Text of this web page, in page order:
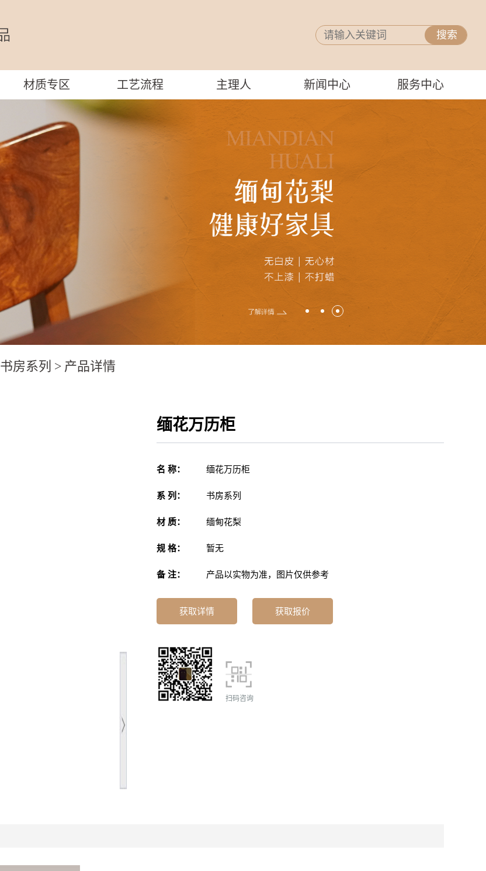
材质专区 工艺流程 主理人 新闻中心 服务中心
书房系列 > 产品详情
缅花万历柜
名 称： 缅花万历柜
系 列： 书房系列
材 质： 缅甸花梨
规 格： 暂无
备 注： 产品以实物为准，图片仅供参考
获取详情 获取报价
扫码咨询